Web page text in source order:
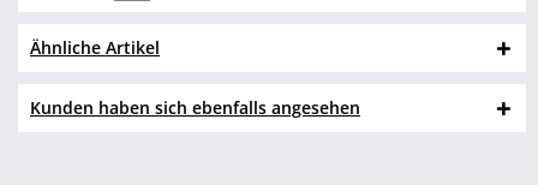
Ähnliche Artikel
Kunden haben sich ebenfalls angesehen